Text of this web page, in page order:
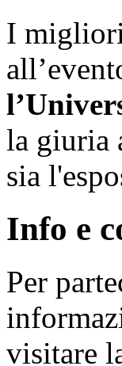
I migliori
la giuria
sia
Info e
Per
visitare